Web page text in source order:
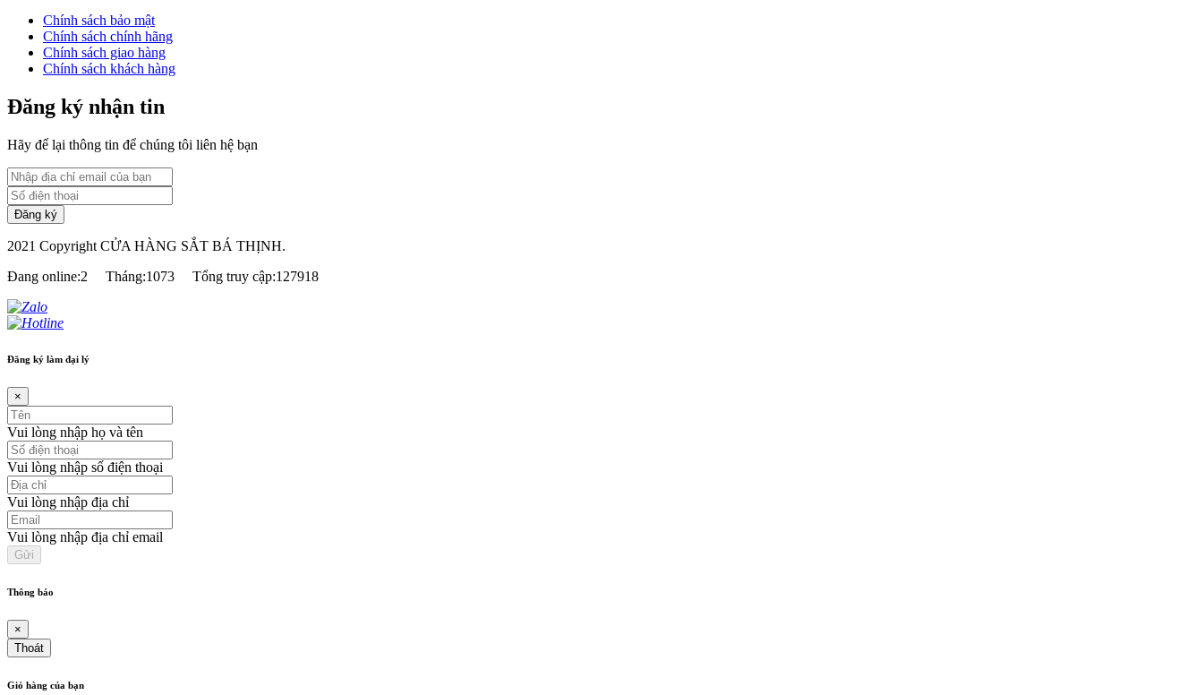
Chính sách bảo mật
Chính sách chính hãng
Chính sách giao hàng
Chính sách khách hàng
Đăng ký nhận tin
Hãy để lại thông tin để chúng tôi liên hệ bạn
2021 Copyright CỬA HÀNG SẮT BÁ THỊNH.
Đang online:2
Tháng:1073 Tổng truy cập:127918
Đăng ký làm đại lý
×
Vui lòng nhập họ và tên
Vui lòng nhập số điện thoại
Vui lòng nhập địa chỉ
Vui lòng nhập địa chỉ email
Thông báo
×
Thoát
Giỏ hàng của bạn